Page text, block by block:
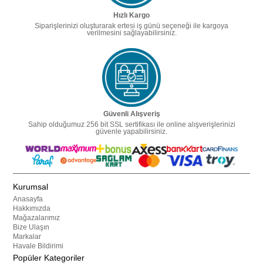
Hızlı Kargo
Siparişlerinizi oluşturarak ertesi iş günü seçeneği ile kargoya
verilmesini sağlayabilirsiniz.
Güvenli Alışveriş
Sahip olduğumuz 256 bit SSL sertifikası ile online alışverişlerinizi
güvenle yapabilirsiniz.
Kurumsal
Anasayfa
Hakkımızda
Mağazalarımız
Bize Ulaşın
Markalar
Havale Bildirimi
Popüler Kategoriler